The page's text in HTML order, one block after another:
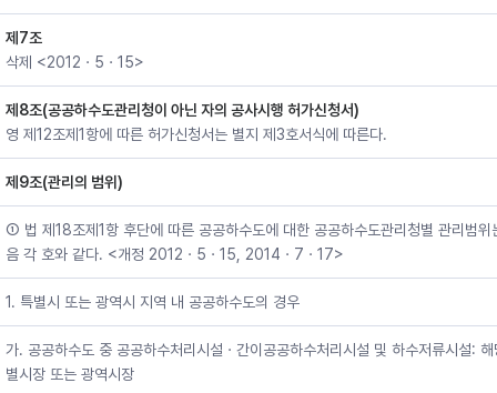
제7조
삭제 <2012ㆍ5ㆍ15>
제8조(공공하수도관리청이 아닌 자의 공사시행 허가신청서)
영 제12조제1항에 따른 허가신청서는 별지 제3호서식에 따른다.
제9조(관리의 범위)
① 법 제18조제1항 후단에 따른 공공하수도에 대한 공공하수도관리청별 관리범위
음 각 호와 같다. <개정 2012ㆍ5ㆍ15, 2014ㆍ7ㆍ17>
1. 특별시 또는 광역시 지역 내 공공하수도의 경우
가. 공공하수도 중 공공하수처리시설ㆍ간이공공하수처리시설 및 하수저류시설:
별시장 또는 광역시장